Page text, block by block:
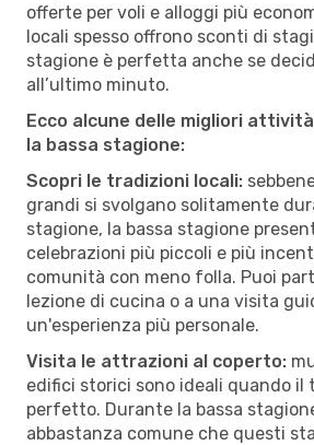
offerte per voli e alloggi più
locali spesso offrono sconti di
stagione è perfetta anche se
all’ultimo minuto.
Ecco alcune delle migliori
la bassa stagione:
Scopri le tradizioni locali:
grandi si svolgano solitamente
stagione, la bassa stagione
celebrazioni più piccoli e più
comunità con meno folla. Puoi
lezione di cucina o a una visita
un'esperienza più personale.
Visita le attrazioni al coperto:
edifici storici sono ideali quando il
perfetto. Durante la bassa
abbastanza comune che questi